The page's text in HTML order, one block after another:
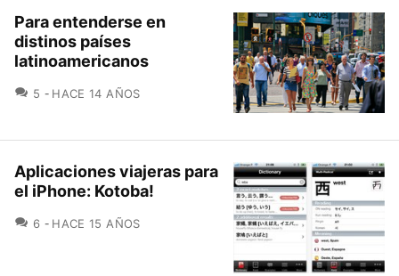
Para entenderse en
distinos países
latinoamericanos
5 COMENTARIOS
HACE 14 AÑOS
Aplicaciones viajeras para
el iPhone: Kotoba!
6 COMENTARIOS
HACE 15 AÑOS